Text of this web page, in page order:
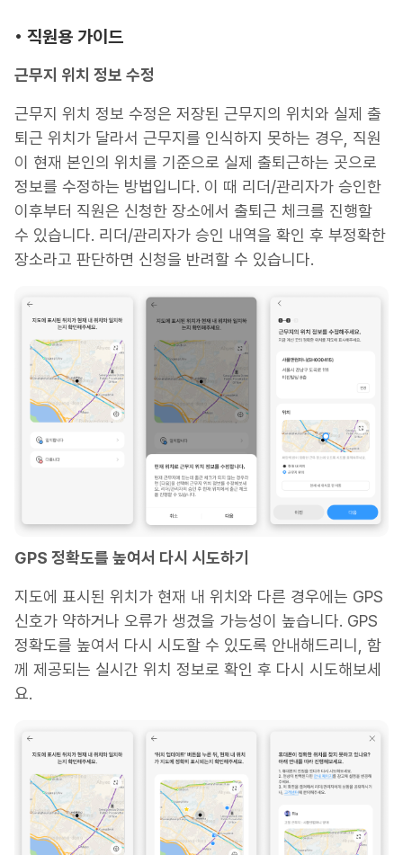
• 직원용 가이드
근무지 위치 정보 수정
근무지 위치 정보 수정은 저장된 근무지의 위치와 실제 출
퇴근 위치가 달라서 근무지를 인식하지 못하는 경우, 직원
이 현재 본인의 위치를 기준으로 실제 출퇴근하는 곳으로
정보를 수정하는 방법입니다. 이 때 리더/관리자가 승인한
이후부터 직원은 신청한 장소에서 출퇴근 체크를 진행할
수 있습니다. 리더/관리자가 승인 내역을 확인 후 부정확한
장소라고 판단하면 신청을 반려할 수 있습니다.
GPS 정확도를 높여서 다시 시도하기
지도에 표시된 위치가 현재 내 위치와 다른 경우에는 GPS
신호가 약하거나 오류가 생겼을 가능성이 높습니다. GPS
정확도를 높여서 다시 시도할 수 있도록 안내해드리니, 함
께 제공되는 실시간 위치 정보로 확인 후 다시 시도해보세
요.